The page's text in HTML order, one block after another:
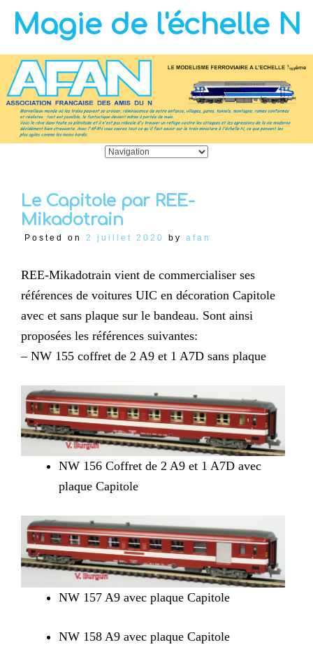
Magie de l'échelle N
Le Capitole par REE-
Mikadotrain
Posted on 2 juillet 2020 by afan
REE-Mikadotrain vient de commercialiser ses
références de voitures UIC en décoration Capitole
avec et sans plaque sur le bandeau. Sont ainsi
proposées les références suivantes:
– NW 155 coffret de 2 A9 et 1 A7D sans plaque
NW 156 Coffret de 2 A9 et 1 A7D avec
plaque Capitole
NW 157 A9 avec plaque Capitole
NW 158 A9 avec plaque Capitole